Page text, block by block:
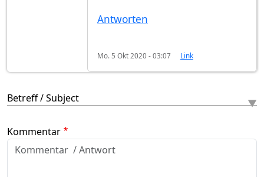
Antworten
Mo. 5 Okt 2020 - 03:07 Link
Betreff / Subject
Kommentar